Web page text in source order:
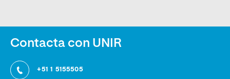
Contacta con UNIR
+51 1 5155505